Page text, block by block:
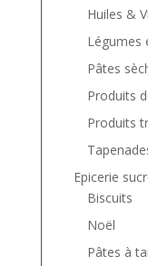
Huiles &
Légumes
Pâtes
Produits
Produits
Epicerie
Biscuits
Noël
Pâtes à